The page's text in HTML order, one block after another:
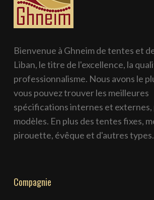
Bienvenue à Ghneim de tentes et
Liban, le titre de l'excellence, la
professionnalisme. Nous avons le
vous pouvez trouver les meilleures
spécifications internes et externes,
modèles. En plus des tentes fixes,
pirouette, évêque et d'autres
Compagnie